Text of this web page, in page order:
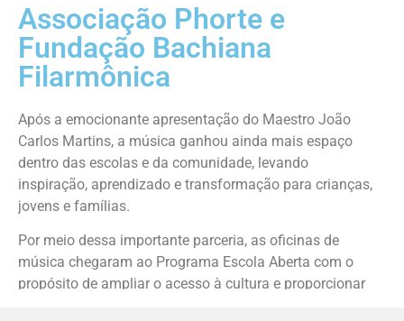
Associação Phorte e
Fundação Bachiana
Filarmônica
Após a emocionante apresentação do Maestro João
Carlos Martins, a música ganhou ainda mais espaço
dentro das escolas e da comunidade, levando
inspiração, aprendizado e transformação para crianças,
jovens e famílias.
Por meio dessa importante parceria, as oficinas de
música chegaram ao Programa Escola Aberta com o
propósito de ampliar o acesso à cultura e proporcionar